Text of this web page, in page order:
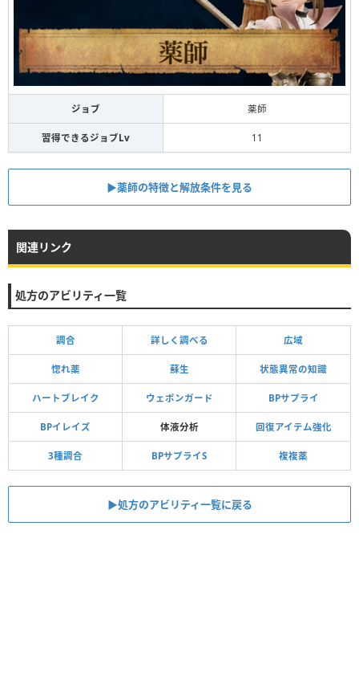
ジョブ 薬師
習得できるジョブLv 11
▶︎薬師の特徴と解放条件を見る
関連リンク
処方のアビリティ一覧
調合 詳しく調べる 広域
惚れ薬 蘇生 状態異常の知識
ハートブレイク ウェポンガード BPサプライ
BPイレイズ 体液分析 回復アイテム強化
3種調合 BPサプライS 複複薬
▶︎処方のアビリティ一覧に戻る